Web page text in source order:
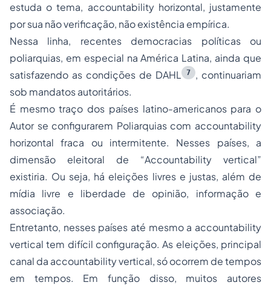
estuda o tema, accountabilityhorizontal, justamente
por sua não verificação, não existência empírica.
Nessa linha, recentes democracias políticas ou
poliarquias, em especial na América Latina, ainda que
satisfazendo as condições de DAHL
7
, continuariam
sob mandatos autoritários.
É mesmo traço dos países latino-americanos para o
Autor se configurarem Poliarquias com accountability
horizontal fraca ou intermitente. Nesses países, a
dimensão eleitoral de “Accountability vertical”
existiria. Ou seja, há eleições livres e justas, além de
mídia livre e liberdade de opinião, informação e
associação.
Entretanto, nesses países até mesmo a accountability
vertical tem difícil configuração. As eleições, principal
canal da accountabilityvertical, só ocorrem de tempos
em tempos. Em função disso, muitos autores